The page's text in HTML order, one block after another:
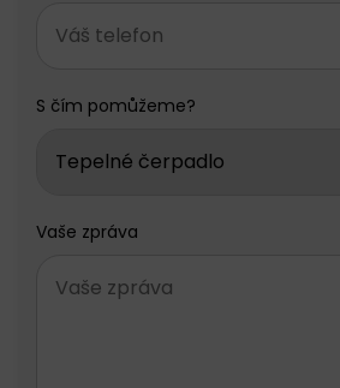
S čím pomůžeme?
Vaše zpráva